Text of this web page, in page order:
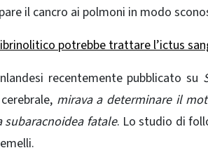
il cancro ai polmoni in modo
potrebbe trattare l’ictus
recentemente pubblicato su
mirava a determinare il
fatale. Lo studio di